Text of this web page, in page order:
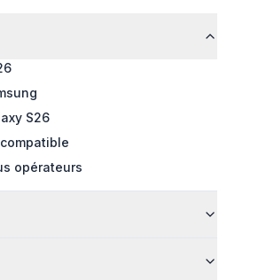
S26
opérateurs